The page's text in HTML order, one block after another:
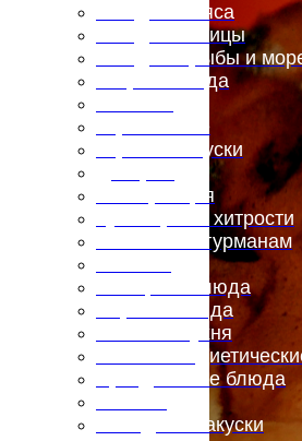
Блюда из мяса
Блюда из птицы
Блюда из рыбы и
Вторые блюда
Горяченькое
Горячие закуски
Консервация
Кулинарные хитрости
Маленьким гурманам
Овощные блюда
Первые блюда
Полевая кухня
Постные и
Праздничные блюда
Холодные закуски